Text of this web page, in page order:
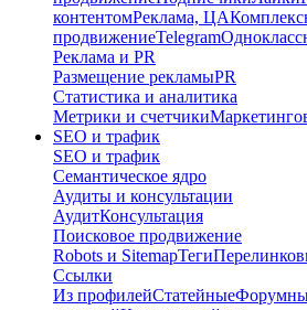
контентомРеклама, ЦА
продвижениеTelegram
Реклама и PR
Размещение рекламыPR
Статистика и аналитика
Метрики и счетчики
SEO и трафик
SEO и трафик
Семантическое ядро
Аудиты и консультации
АудитКонсультация
Поисковое продвижение
Robots и SitemapТеги
Ссылки
Из профилейСтатейные